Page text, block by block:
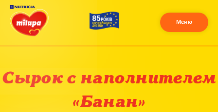
Меню
Сырок с наполнителем
«Банан»